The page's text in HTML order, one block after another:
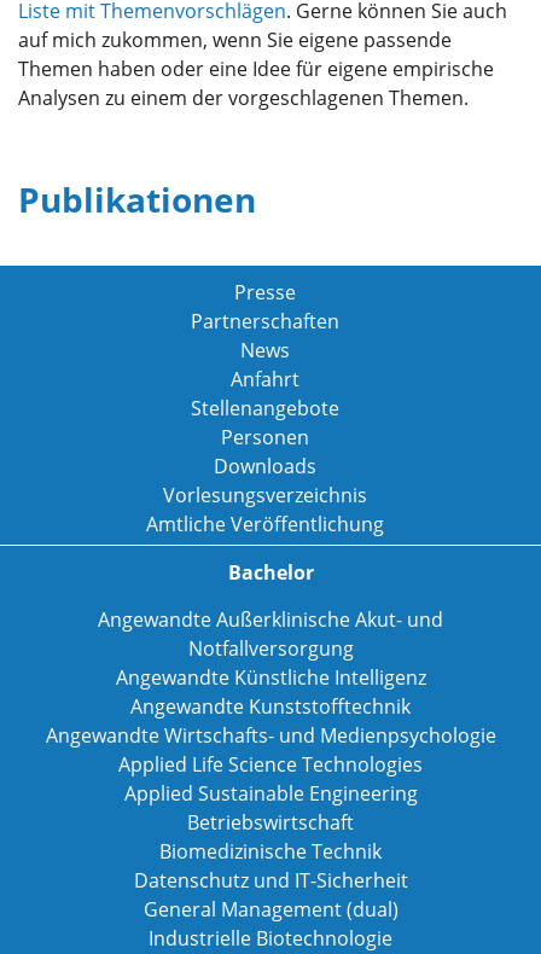
Liste mit Themenvorschlägen. Gerne können Sie auch
auf mich zukommen, wenn Sie eigene passende
Themen haben oder eine Idee für eigene empirische
Analysen zu einem der vorgeschlagenen Themen.
Publikationen
Presse
Partnerschaften
News
Anfahrt
Stellenangebote
Personen
Downloads
Vorlesungsverzeichnis
Amtliche Veröffentlichung
Bachelor
Angewandte Außerklinische Akut- und
Notfallversorgung
Angewandte Künstliche Intelligenz
Angewandte Kunststofftechnik
Angewandte Wirtschafts- und Medienpsychologie
Applied Life Science Technologies
Applied Sustainable Engineering
Betriebswirtschaft
Biomedizinische Technik
Datenschutz und IT-Sicherheit
General Management (dual)
Industrielle Biotechnologie